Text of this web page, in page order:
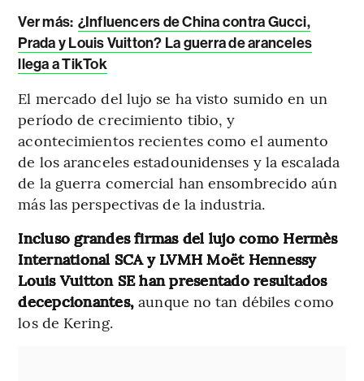
Ver más: ¿Influencers de China contra Gucci,
Prada y Louis Vuitton? La guerra de aranceles
llega a TikTok
El mercado del lujo se ha visto sumido en un
período de crecimiento tibio, y
acontecimientos recientes como el aumento
de los aranceles estadounidenses y la escalada
de la guerra comercial han ensombrecido aún
más las perspectivas de la industria.
Incluso grandes firmas del lujo como Hermès
International SCA y LVMH Moët Hennessy
Louis Vuitton SE han presentado resultados
decepcionantes,aunque no tan débiles como
los de Kering.